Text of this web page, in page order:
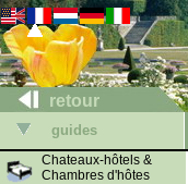
retour
guides
Chateaux-hôtels &
Chambres d'hôtes